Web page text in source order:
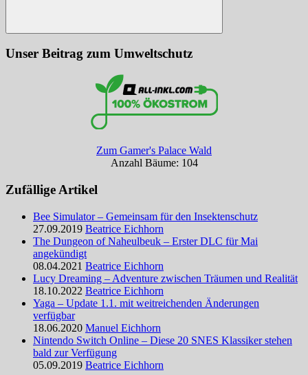
Suchen
Unser Beitrag zum Umweltschutz
Zum Gamer's Palace Wald
Anzahl Bäume: 104
Zufällige Artikel
Bee Simulator – Gemeinsam für den Insektenschutz
27.09.2019 Beatrice Eichhorn
The Dungeon of Naheulbeuk – Erster DLC für Mai
angekündigt
08.04.2021 Beatrice Eichhorn
Lucy Dreaming – Adventure zwischen Träumen und Realität
18.10.2022 Beatrice Eichhorn
Yaga – Update 1.1. mit weitreichenden Änderungen
verfügbar
18.06.2020 Manuel Eichhorn
Nintendo Switch Online – Diese 20 SNES Klassiker stehen
bald zur Verfügung
05.09.2019 Beatrice Eichhorn